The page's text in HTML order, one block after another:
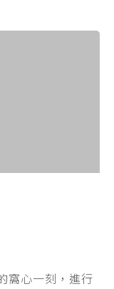
窩心一刻，進行